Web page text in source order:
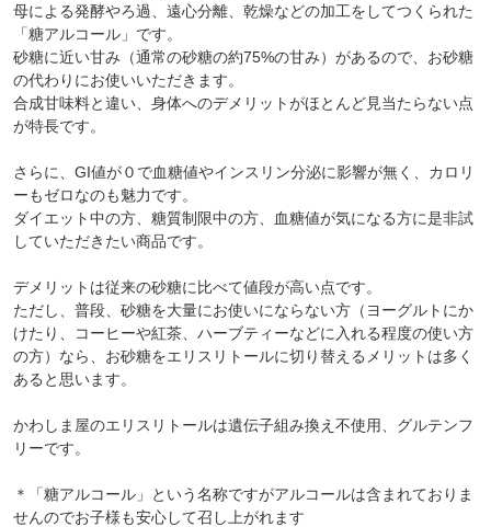
母による発酵やろ過、遠心分離、乾燥などの加工をしてつくられた
「糖アルコール」です。
砂糖に近い甘み（通常の砂糖の約75%の甘み）があるので、お砂糖
の代わりにお使いいただきます。
合成甘味料と違い、身体へのデメリットがほとんど見当たらない点
が特長です。
さらに、GI値が０で血糖値やインスリン分泌に影響が無く、カロリ
ーもゼロなのも魅力です。
ダイエット中の方、糖質制限中の方、血糖値が気になる方に是非試
していただきたい商品です。
デメリットは従来の砂糖に比べて値段が高い点です。
ただし、普段、砂糖を大量にお使いにならない方（ヨーグルトにか
けたり、コーヒーや紅茶、ハーブティーなどに入れる程度の使い方
の方）なら、お砂糖をエリスリトールに切り替えるメリットは多く
あると思います。
かわしま屋のエリスリトールは遺伝子組み換え不使用、グルテンフ
リーです。
＊「糖アルコール」という名称ですがアルコールは含まれておりま
せんのでお子様も安心して召し上がれます